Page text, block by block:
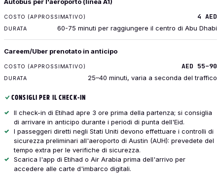
4 AED
60-75 minuti per raggiungere il centro di Abu Dhabi
Careem/Uber prenotato in anticipo
AED 55–90
25–40 minuti, varia a seconda del traffico
CONSIGLI PER IL CHECK-IN
Il check-in di Etihad apre 3 ore prima della partenza; si consiglia
di arrivare in anticipo durante i periodi di punta dell'Eid.
I passeggeri diretti negli Stati Uniti devono effettuare i controlli di
sicurezza preliminari all'aeroporto di Austin (AUH): prevedete del
tempo extra per le verifiche di sicurezza.
Scarica l'app di Etihad o Air Arabia prima dell'arrivo per
accedere alle carte d'imbarco digitali.